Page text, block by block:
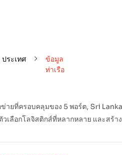
ประเทศ
ข้อมูล
ท่าเรือ
ข่ายที่ครอบคลุมของ 5 พอร์ต, Sri
วเลือกโลจิสติกส์ที่หลากหลาย และสร้